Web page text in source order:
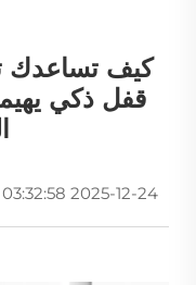
كيف تساعدك
قفل ذكي
2025-12-24 03:32:58